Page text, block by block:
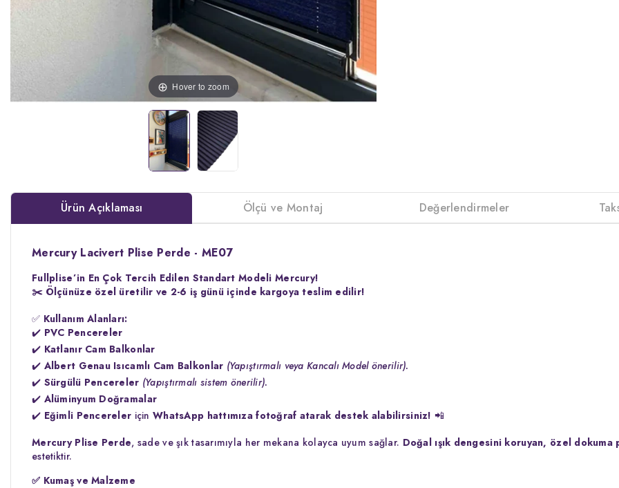
Hover to zoom
Ürün Açıklaması Ölçü ve Montaj Değerlendirmeler
Mercury Lacivert Plise Perde - ME07
Fullplise’in En Çok Tercih Edilen Standart Modeli Mercury!
✂️ Ölçünüze özel üretilir ve 2-6 iş günü içinde kargoya teslim edilir!
✅ Kullanım Alanları:
✔️ PVC Pencereler
✔️ Katlanır Cam Balkonlar
✔️ Albert Genau Isıcamlı Cam Balkonlar (Yapıştırmalı veya Kancalı Model önerilir).
✔️ Sürgülü Pencereler (Yapıştırmalı sistem önerilir).
✔️ Alüminyum Doğramalar
✔️ Eğimli Pencereler içinWhatsApp hattımıza fotoğraf atarak destek alabilirsiniz! 📲
Mercury Plise Perde, sade ve şık tasarımıyla her mekana kolayca uyum sağlar. Doğal ışık dengesini koruyan, özel dokuma
estetiktir.
✅ Kumaş ve Malzeme